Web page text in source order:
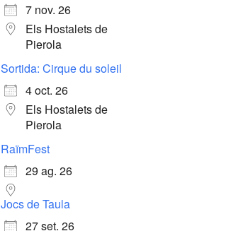
7 nov. 26
Els Hostalets de
Pierola
Sortida: Cirque du soleil
4 oct. 26
Els Hostalets de
Pierola
RaïmFest
29 ag. 26
Jocs de Taula
27 set. 26